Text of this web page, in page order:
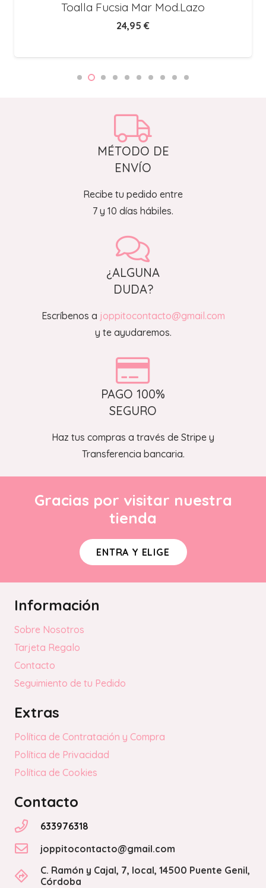
Toalla Fucsia Mar Mod.Lazo
24,95 €
MÉTODO DE
ENVÍO
Recibe tu pedido entre
7 y 10 días hábiles.
¿ALGUNA
DUDA?
Escríbenos a joppitocontacto@gmail.com
y te ayudaremos.
PAGO 100%
SEGURO
Haz tus compras a través de Stripe y
Transferencia bancaria.
Gracias por visitar nuestra
tienda
ENTRA Y ELIGE
Información
Sobre Nosotros
Tarjeta Regalo
Contacto
Seguimiento de tu Pedido
Extras
Política de Contratación y Compra
Política de Privacidad
Política de Cookies
Contacto
633976318
joppitocontacto@gmail.com
C. Ramón y Cajal, 7, local, 14500 Puente Genil,
Córdoba